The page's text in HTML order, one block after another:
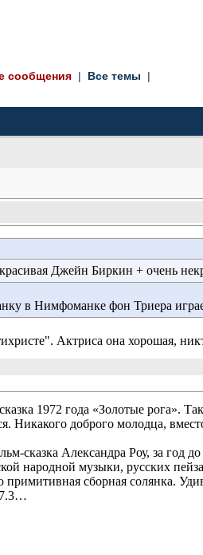
сообщения | Все темы |
Джейн Биркин + очень
в Нимфоманке фон Триера
Актриса она хорошая,
1972 года «Золотые рога».
Никакого доброго молодца,
сказка Александра Роу, за год
народной музыки, русских
примитивная сборная солянка.
7.3…